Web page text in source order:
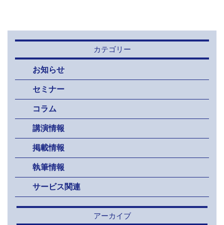
カテゴリー
お知らせ
セミナー
コラム
講演情報
掲載情報
執筆情報
サービス関連
アーカイブ